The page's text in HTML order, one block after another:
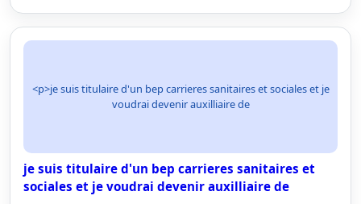
<p>je suis titulaire d'un bep carrieres sanitaires et sociales et je
voudrai devenir auxilliaire de
je suis titulaire d'un bep carrieres sanitaires et
sociales et je voudrai devenir auxilliaire de